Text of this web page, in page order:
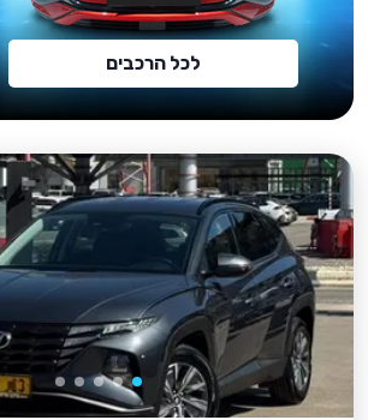
לכל הרכבים